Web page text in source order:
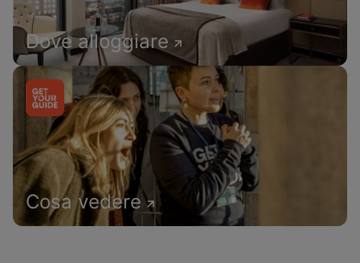
Dove alloggiare
Cosa vedere